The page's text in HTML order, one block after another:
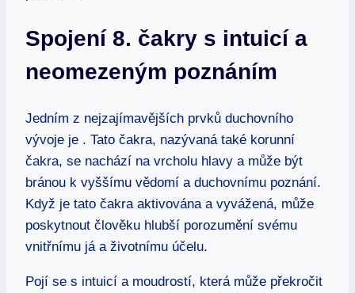
Spojení 8. čakry s intuicí a
neomezeným poznáním
Jedním z nejzajímavějších prvků duchovního
vývoje ​je . Tato čakra, nazývaná také korunní
⁢čakra, se nachází ⁢na vrcholu hlavy a může být
⁤bránou k vyššímu vědomí a duchovnímu poznání.
Když je tato čakra aktivována a vyvážená, může
poskytnout člověku hlubší porozumění svému
vnitřnímu já a životnímu účelu.
Pojí se s intuicí a moudrostí, která může překročit